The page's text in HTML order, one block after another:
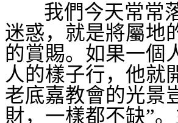
我們今天常常
迷惑，就是將屬地
的賞賜。如果一個
人的樣子行，他就
老底嘉教會的光景
財，一樣都不缺”